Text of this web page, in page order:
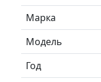
Марка
Модель
Год